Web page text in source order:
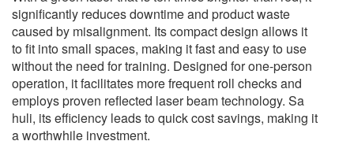
significantly reduces downtime and product waste
caused by misalignment. Its compact design allows it
to fit into small spaces, making it fast and easy to use
without the need for training. Designed for one-person
operation, it facilitates more frequent roll checks and
employs proven reflected laser beam technology. Sa
huli, its efficiency leads to quick cost savings, making it
a worthwhile investment.